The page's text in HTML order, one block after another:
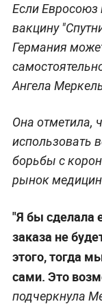
Если Евросоюз
вакцину
Германия
Ангела
Она отметила,
использовать
борьбы с
рынок
"Я бы сделала
заказа не
этого, тогда
сами. Это
подчеркнула